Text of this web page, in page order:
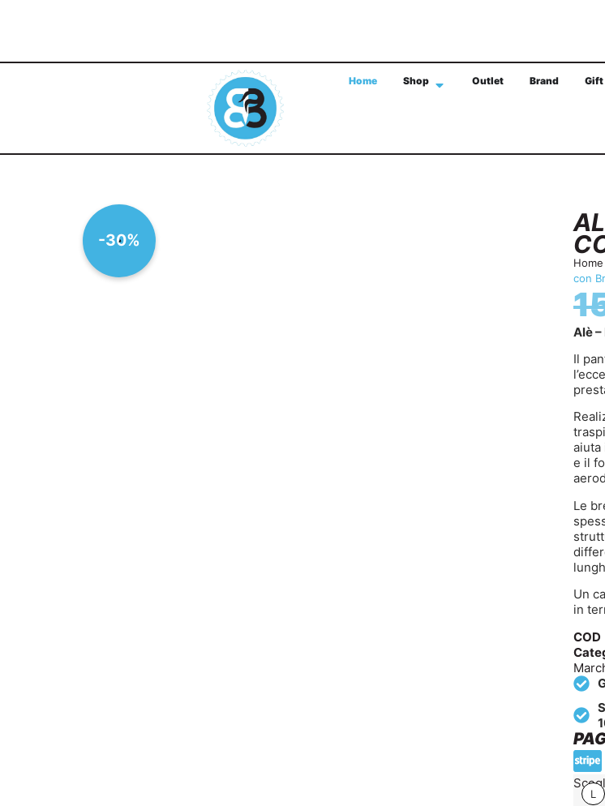
Home Shop Outlet Brand Gift
-30%
Home
con
Alè
Il
aiuta
e il
Le
Un
in
COD
L